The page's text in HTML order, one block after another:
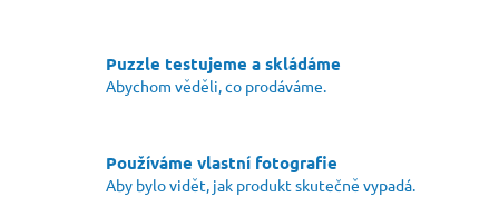
Puzzle testujeme a skládáme
Abychom věděli, co prodáváme.
Používáme vlastní fotografie
Aby bylo vidět, jak produkt skutečně vypadá.